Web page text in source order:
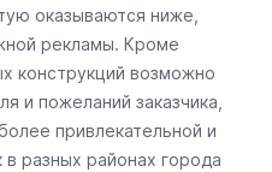
оказываются ниже,
рекламы. Кроме
конструкций возможно
и пожеланий заказчика,
привлекательной и
разных районах города